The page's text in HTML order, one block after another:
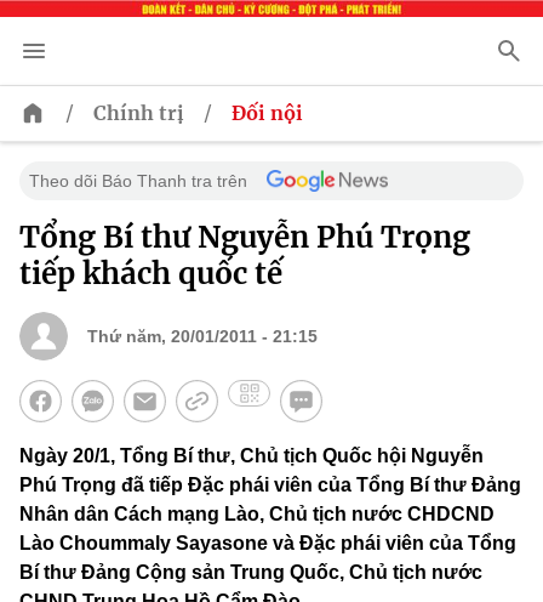
/ Chính trị / Đối nội
Theo dõi Báo Thanh tra trên
Tổng Bí thư Nguyễn Phú Trọng
tiếp khách quốc tế
Thứ năm, 20/01/2011 - 21:15
Ngày 20/1, Tổng Bí thư, Chủ tịch Quốc hội Nguyễn
Phú Trọng đã tiếp Đặc phái viên của Tổng Bí thư Đảng
Nhân dân Cách mạng Lào, Chủ tịch nước CHDCND
Lào Choummaly Sayasone và Đặc phái viên của Tổng
Bí thư Đảng Cộng sản Trung Quốc, Chủ tịch nước